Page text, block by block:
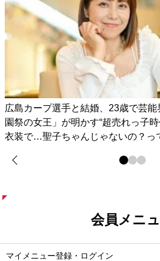
広島カープ選手と結婚、23歳で芸
園祭の女王」が明かす“超売れっ子
衣装で…聖子ちゃんじゃないの？っ
会員メニ
マイメニュー登録・ログイン